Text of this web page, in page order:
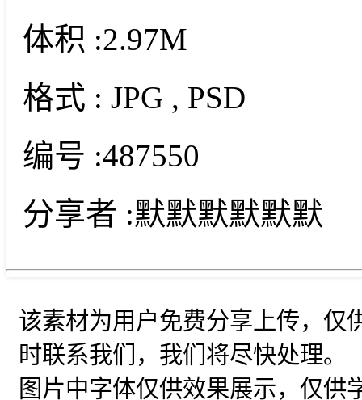
体积 :2.97M
格式 : JPG , PSD
编号 :487550
分享者 :默默默默默默
该素材为用户免费分享上传，仅
时联系我们，我们将尽快处理。
图片中字体仅供效果展示，仅供